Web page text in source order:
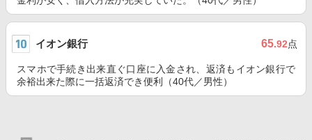
イオン銀行 65.92点
スマホで手続き出来直ぐ口座に入金され、返済もイオン銀行で
余裕出来た際に一括返済でき便利（40代／男性）